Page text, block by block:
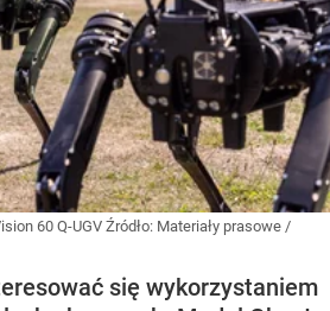
60 Q-UGV Źródło: Materiały prasowe /
się wykorzystaniem